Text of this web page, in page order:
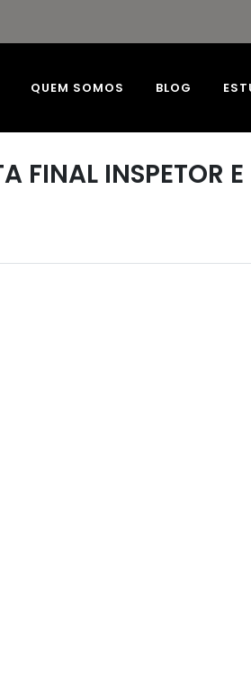
QUEM SOMOS BLOG
FINAL INSPETOR